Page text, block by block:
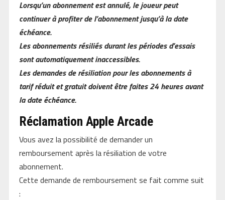
Lorsqu’un abonnement est annulé, le joueur peut
continuer à profiter de l’abonnement jusqu’à la date
échéance.
Les abonnements résiliés durant les périodes d’essais
sont automatiquement inaccessibles.
Les demandes de résiliation pour les abonnements à
tarif réduit et gratuit doivent être faites 24 heures avant
la date échéance.
Réclamation Apple Arcade
Vous avez la possibilité de demander un
remboursement après la résiliation de votre
abonnement.
Cette demande de remboursement se fait comme suit
: